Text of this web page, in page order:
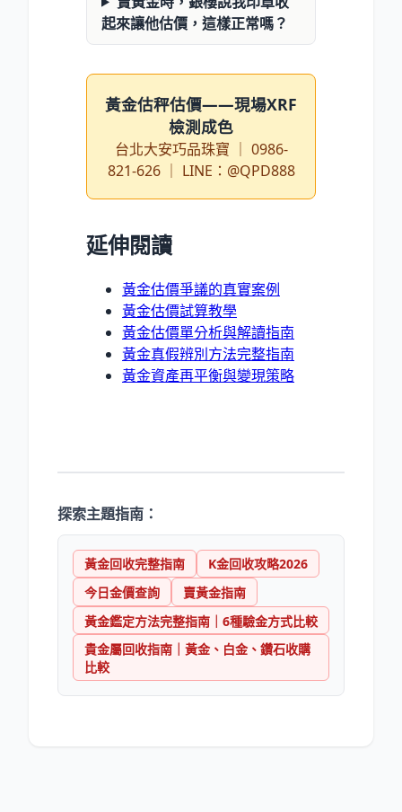
起來讓他估價，這樣正常嗎？
黃金估秤估價——現場XRF
檢測成色
台北大安巧品珠寶 ｜ 0986-
821-626 ｜ LINE：@QPD888
延伸閱讀
黃金估價爭議的真實案例
黃金估價試算教學
黃金估價單分析與解讀指南
黃金真假辨別方法完整指南
黃金資產再平衡與變現策略
探索主題指南：
黃金回收完整指南
K金回收攻略2026
今日金價查詢
賣黃金指南
黃金鑑定方法完整指南｜6種驗金方式比較
貴金屬回收指南｜黃金、白金、鑽石收購
比較